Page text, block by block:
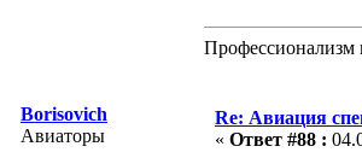
Профессионализм
Borisovich
Авиаторы
Re: Авиация
« Ответ #88 :